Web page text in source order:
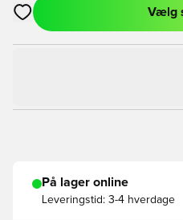
Åbner en Modal til at logge
Vælg
På lager online
Leveringstid: 3-4 hverdage